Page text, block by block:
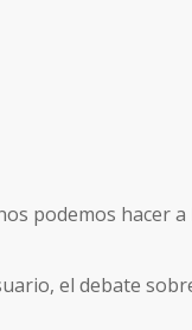
podemos hacer
el debate